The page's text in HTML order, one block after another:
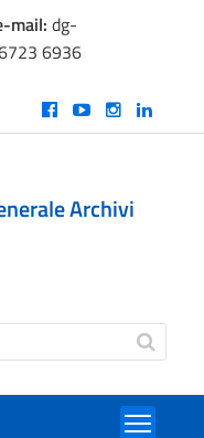
-mail: dg-
6936
Archivi